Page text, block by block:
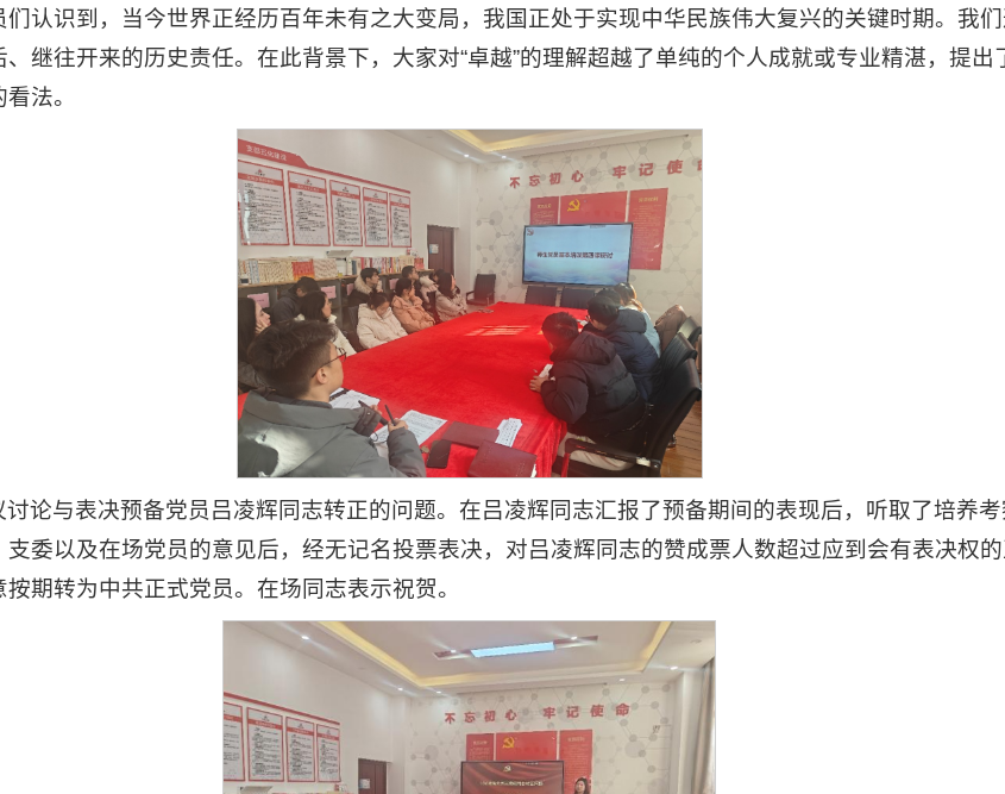
们认识到，当今世界正经历百年未有之大变局，我国正处于实现中华民族伟大复兴的关键时期。我
、继往开来的历史责任。在此背景下，大家对“卓越”的理解超越了单纯的个人成就或专业精湛，提出
法。
讨论与表决预备党员吕凌辉同志转正的问题。在吕凌辉同志汇报了预备期间的表现后，听取了培养
支委以及在场党员的意见后，经无记名投票表决，对吕凌辉同志的赞成票人数超过应到会有表决权
期转为中共正式党员。在场同志表示祝贺。